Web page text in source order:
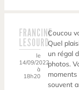
FRANCINE
LESOURD
le
14/09/2022
à
18h20
Coucou
Quel
un régal
photos.
moments
souvent